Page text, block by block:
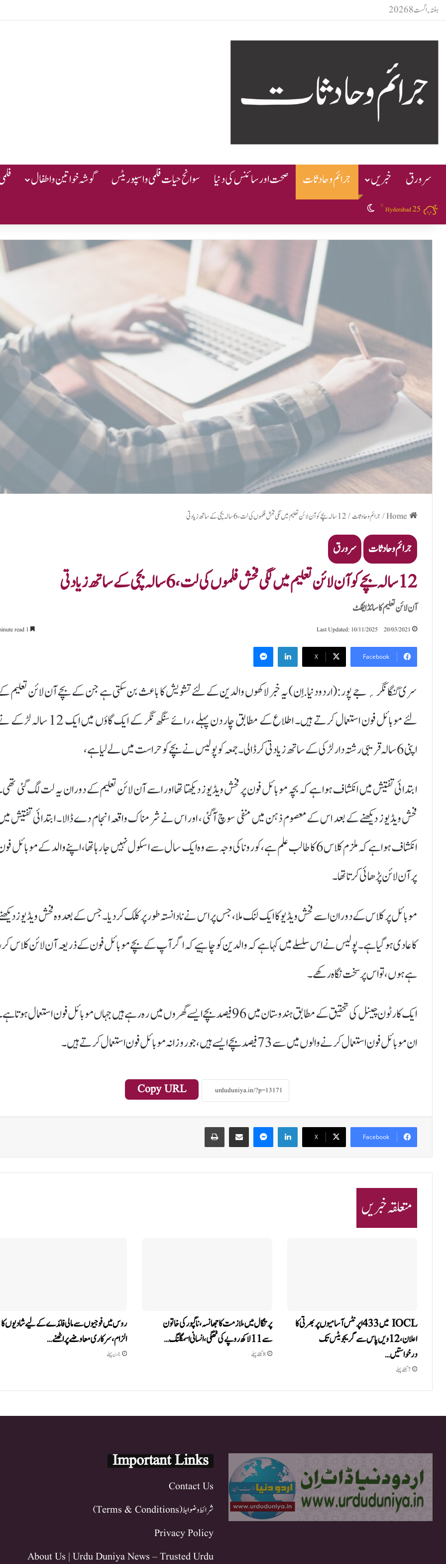
ہفتہ, اگست 8 2026
سرورق خبریں جرائم و حادثات صحت اور سائنس کی دنیا سوانح حیات فلمی و اسپوریٹس گوشہ خواتین و اطفال
Hyderabad25
℃
/ جرائم و حادثات/12 سالہ بچے کو آن لائن تعلیم میں لگی فحش فلموں کی لت، 6 سالہ بچی کے ساتھ زیادتی
جرائم و حادثات سرورق
12 سالہ بچے کو آن لائن تعلیم میں لگی فحش فلموں کی لت، 6 سالہ بچی کے ساتھ زیادتی
آن لا ئن تعلیم کا سائڈ ایفکٹ
20/03/2021
Last Updated: 10/11/2025
Facebook
X
LinkedIn
سر ی گنگانگر ؍ جے پور:(اردودنیا.اِن) یہ خبر لاکھوں والدین کے لئے تشویش کا باعث بن سکتی ہے جن کے بچے آن لائن تعلیم
لئے موبائل فون استعمال کرتے ہیں۔ اطلاع کے مطابق چار دن پہلے ، رائے سنگھ نگر کے ایک گاؤں میں ایک
اپنی 6 سالہ قریبی رشتہ دار لڑکی کے ساتھ زیادتی کرڈالی۔ جمعہ کو پولیس نے بچے کو حراست میں لے لیا ہے ،
ابتدائی تفتیش میں انکشاف ہوا ہے کہ بچہ موبائل فون پر فحش ویڈیوز دیکھتا تھا اور اسے آن لائن تعلیم کے دوران یہ لت لگ گئی
فحش ویڈیوز دیکھنے کے بعد اس کے معصوم ذہن میں منفی سوچ آگئی ، اور اس نے شرمناک واقعہ انجام دے ڈالا۔ ابتدائی تفتیش
انکشاف ہوا ہے کہ ملزم کلاس 6 کا طالب علم ہے، کورونا کی وجہ سے وہ ایک سال سے اسکول نہیں جا رہا تھا، اپنے والد کے موبائل
پرآن لائن پڑھائی کرتا تھا۔
موبائل پر کلاس کے دوران اسے فحش ویڈیو کا ایک لنک ملا ، جس پر اس نے نادانستہ طور پر کلک کردیا۔ جس کے بعد وہ فحش ویڈیوز
کا عادی ہوگیا ہے۔پولیس نے اس سلسلے میں کہا ہے کہ والدین کو چاہیے کہ اگرآپ کے بچے موبائل فون کے ذریعہ آن لائن کلاس
ہے ہوں ، تو اس پر سخت نگاہ رکھے ۔
ایک کارٹون چینل کی تحقیق کے مطابق ہندوستان میں 96فیصد بچے ایسے گھروں میں رہ رہے ہیں جہاں موبائل فون استعمال ہوتا
ان موبائل فون استعمال کرنے والوں میں سے 73فیصدبچے ایسے ہیں ،جو روزانہ موبائل فون استعمال کرتے ہیں۔
Copy URL
Facebook
X
LinkedIn
متعلقہ خبریں
IOCL میں 433 اپرنٹس آسامیوں پر بھرتی کا
اعلان، 12ویں پاس سے گریجویٹس تک
درخواستیں…
7 گھنٹے پہلے
پرتگال میں ملازمت کا جھانسہ،ناگپور کی خاتون
سے 11 لاکھ روپے کی ٹھگی، انسانی اسمگلنگ…
8 گھنٹے پہلے
روس میں فوجیوں سے مالی فائدے کے لیے شادیوں کا
الزام، سرکاری معاوضے پر اٹھنے…
1 دن پہلے
Important Links
Contact Us
شرائط و ضوابط (Terms & Conditions)
Privacy Policy
About Us | Urdu Duniya News – Trusted Urdu